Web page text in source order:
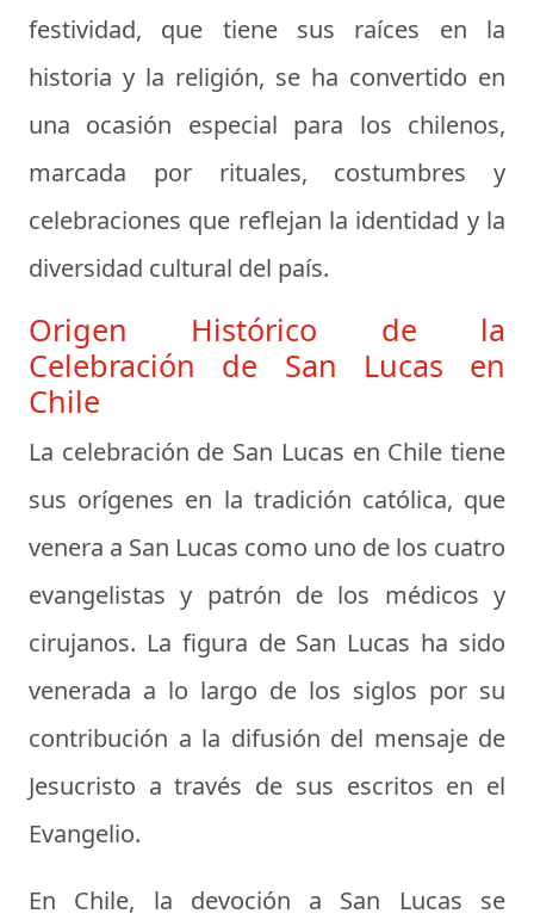
festividad, que tiene sus raíces en la
historia y la religión, se ha convertido en
una ocasión especial para los chilenos,
marcada por rituales, costumbres y
celebraciones que reflejan la identidad y la
diversidad cultural del país.
Origen Histórico de la
Celebración de San Lucas en
Chile
La celebración de San Lucas en Chile tiene
sus orígenes en la tradición católica, que
venera a San Lucas como uno de los cuatro
evangelistas y patrón de los médicos y
cirujanos. La figura de San Lucas ha sido
venerada a lo largo de los siglos por su
contribución a la difusión del mensaje de
Jesucristo a través de sus escritos en el
Evangelio.
En Chile, la devoción a San Lucas se